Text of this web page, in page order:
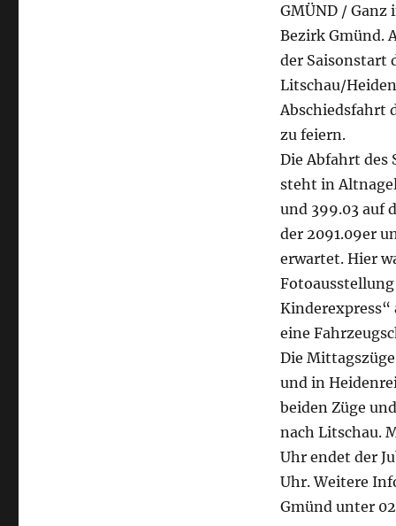
GMÜND / Ganz
Bezirk Gmünd.
der Saisonstart
Litschau/
Abschiedsfahrt
zu feiern.
Die Abfahrt des
steht in
und 399.03 auf
der 2091.09er
erwartet. Hier
Kinderexpress“
eine
Die
und in
beiden Züge
nach Litschau.
Uhr endet der
Uhr. Weitere
Gmünd unter